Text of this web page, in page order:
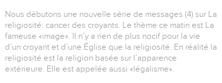
Nous débutons une nouvelle série de messages (4) sur La
religiosité: cancer des croyants. Le thème ce matin est La
fameuse «image». Il n’y a rien de plus nocif pour la vie
d’un croyant et d’une Église que la religiosité. En réalité la
religiosité est la religion basée sur l’apparence
extérieure. Elle est appelée aussi «légalisme».